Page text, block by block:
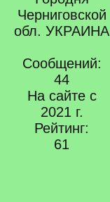
Черниговской
обл. УКРАИНА
Сообщений:
44
На сайте с
2021 г.
Рейтинг:
61